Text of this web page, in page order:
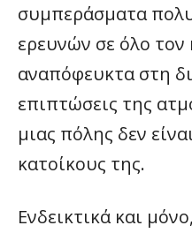
συμπεράσματα
ερευνών σε όλο
αναπόφευκτα στη
επιπτώσεις της
μιας πόλης δεν
κατοίκους της.
Ενδεικτικά και